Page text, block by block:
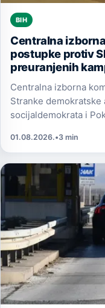
BIH
Centralna
postupke protiv
preuranjenih
Centralna izborna
Stranke demokratske
socijaldemokrata i
01.08.2026.•3 min